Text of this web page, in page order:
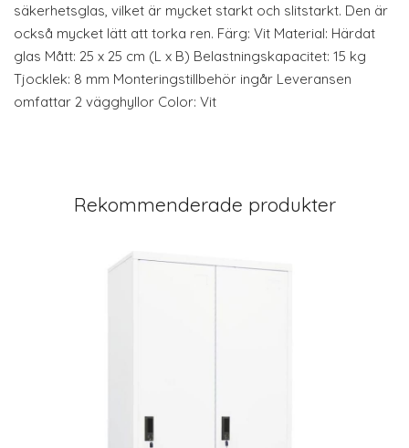
säkerhetsglas, vilket är mycket starkt och slitstarkt. Den är
också mycket lätt att torka ren. Färg: Vit Material: Härdat
glas Mått: 25 x 25 cm (L x B) Belastningskapacitet: 15 kg
Tjocklek: 8 mm Monteringstillbehör ingår Leveransen
omfattar 2 vägghyllor Color: Vit
Rekommenderade produkter